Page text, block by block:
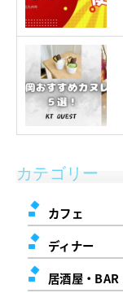
カテゴリー
カフェ
ディナー
居酒屋・BAR